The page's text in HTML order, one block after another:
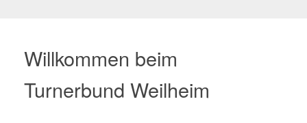
Willkommen beim
Turnerbund Weilheim